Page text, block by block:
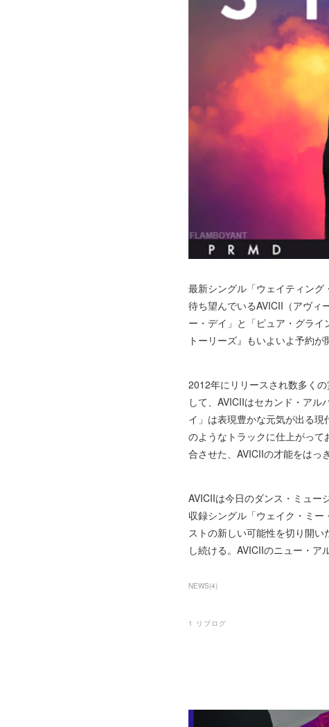
最新シングル「ウェイティン
待ち望んでいるAVICII（アヴィ
ー・デイ」と「ピュア・グラ
トーリーズ』もいよいよ予約が
2012年にリリースされ数多く
して、AVICIIはセカンド・ア
イ」は表現豊かな元気が出る
のようなトラックに仕上がっ
合させた、AVICIIの才能をはっ
AVICIIは今日のダンス・ミュー
収録シングル「ウェイク・ミー
ストの新しい可能性を切り開
し続ける。AVICIIのニュー・ア
NEWS(4)
1 リブログ